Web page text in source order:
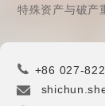
特殊资产与破产
+86 027-